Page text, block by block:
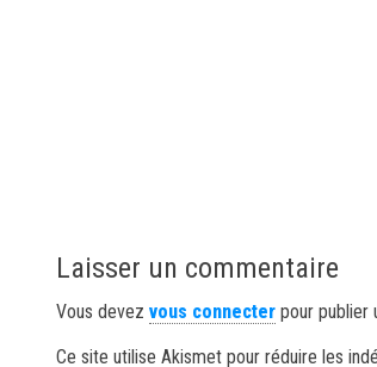
Laisser un commentaire
Vous devezvous connecter pour publier
Ce site utilise Akismet pour réduire les